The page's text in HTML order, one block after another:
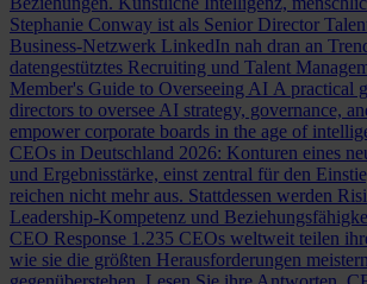
Stephanie Conway ist als Senior Director
Business-Netzwerk LinkedIn nah dran an
datengestütztes Recruiting und Talent
Member's Guide to Overseeing AI A practical
directors to oversee AI strategy, governance,
empower corporate boards in the age of
CEOs in Deutschland 2026: Konturen eines
und Ergebnisstärke, einst zentral für den
reichen nicht mehr aus. Stattdessen werden
Leadership-Kompetenz und
CEO Response 1.235 CEOs weltweit teilen
wie sie die größten Herausforderungen